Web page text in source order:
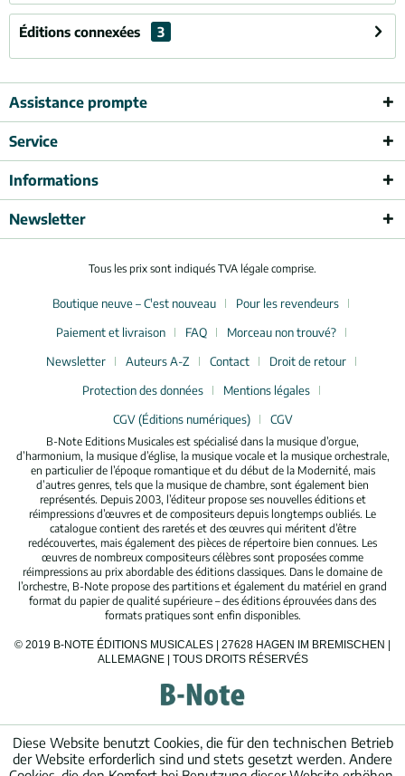
Éditions connexées 3
Assistance prompte
Service
Informations
Newsletter
Tous les prix sont indiqués TVA légale comprise.
Boutique neuve – C'est nouveau
Pour les revendeurs
Paiement et livraison
FAQ
Morceau non trouvé?
Newsletter
Auteurs A-Z Contact
Droit de retour
Protection des données
Mentions légales
CGV (Éditions numériques)
CGV
B-Note Editions Musicales est spécialisé dans la musique d’orgue,
d’harmonium, la musique d’église, la musique vocale et la musique orchestrale,
en particulier de l’époque romantique et du début de la Modernité, mais
d’autres genres, tels que la musique de chambre, sont également bien
représentés. Depuis 2003, l’éditeur propose ses nouvelles éditions et
réimpressions d’œuvres et de compositeurs depuis longtemps oubliés. Le
catalogue contient des raretés et des œuvres qui méritent d’être
redécouvertes, mais également des pièces de répertoire bien connues. Les
œuvres de nombreux compositeurs célèbres sont proposées comme
réimpressions au prix abordable des éditions classiques. Dans le domaine de
l’orchestre, B-Note propose des partitions et également du matériel en grand
format du papier de qualité supérieure – des éditions éprouvées dans des
formats pratiques sont enfin disponibles.
© 2019 B-NOTE ÉDITIONS MUSICALES | 27628 HAGEN IM BREMISCHEN |
ALLEMAGNE | TOUS DROITS RÉSERVÉS
Diese Website benutzt Cookies, die für den technischen Betrieb
der Website erforderlich sind und stets gesetzt werden. Andere